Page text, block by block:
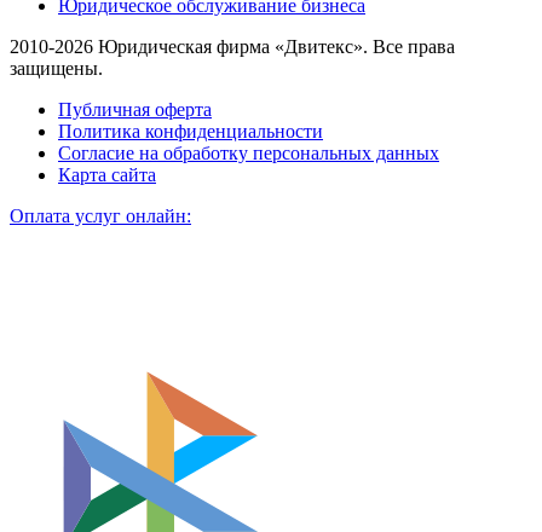
Юридическое обслуживание бизнеса
2010-2026 Юридическая фирма «Двитекс». Все права
защищены.
Публичная оферта
Политика конфиденциальности
Согласие на обработку персональных данных
Карта сайта
Оплата услуг онлайн: